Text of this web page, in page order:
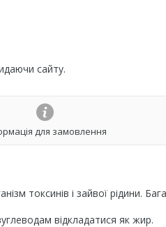
сайту.
для замовлення
токсинів і зайвої рідини.
відкладатися як жир.